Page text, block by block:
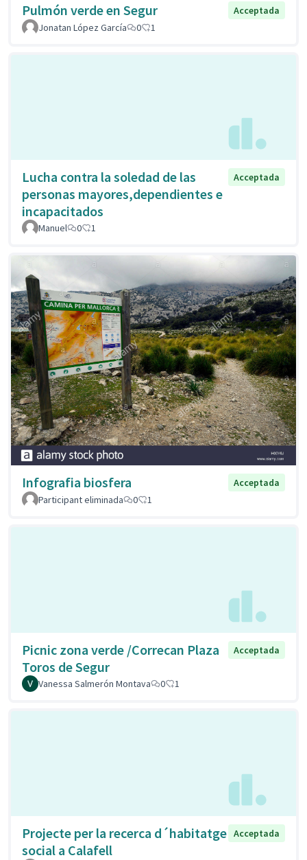
Pulmón verde en Segur
Acceptada
Jonatan López García
0 1
Lucha contra la soledad de las
personas mayores,dependientes e
incapacitados
Acceptada
Manuel 0 1
Infografia biosfera
Acceptada
Participant eliminada
0 1
Picnic zona verde /Correcan Plaza
Toros de Segur
Acceptada
Vanessa Salmerón Montava 0 1
Projecte per la recerca d´habitatge
social a Calafell
Acceptada